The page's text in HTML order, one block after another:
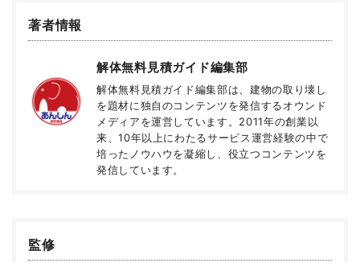
著者情報
解体無料見積ガイド編集部
解体無料見積ガイド編集部は、建物の取り壊し
を題材に独自のコンテンツを発信するオウンド
メディアを運営しています。2011年の創業以
来、10年以上にわたるサービス運営経験の中で
培ったノウハウを凝縮し、役立つコンテンツを
発信しています。
監修